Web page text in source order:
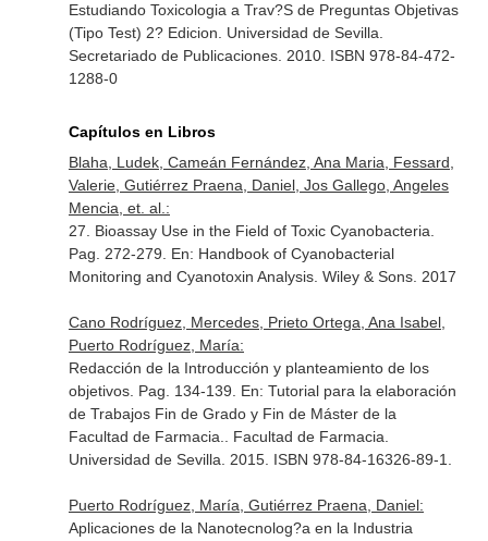
Estudiando Toxicologia a Trav?S de Preguntas Objetivas
(Tipo Test) 2? Edicion. Universidad de Sevilla.
Secretariado de Publicaciones. 2010. ISBN 978-84-472-
1288-0
Capítulos en Libros
Blaha, Ludek, Cameán Fernández, Ana Maria, Fessard,
Valerie, Gutiérrez Praena, Daniel, Jos Gallego, Angeles
Mencia, et. al.:
27. Bioassay Use in the Field of Toxic Cyanobacteria.
Pag. 272-279. En: Handbook of Cyanobacterial
Monitoring and Cyanotoxin Analysis. Wiley & Sons. 2017
Cano Rodríguez, Mercedes, Prieto Ortega, Ana Isabel,
Puerto Rodríguez, María:
Redacción de la Introducción y planteamiento de los
objetivos. Pag. 134-139. En: Tutorial para la elaboración
de Trabajos Fin de Grado y Fin de Máster de la
Facultad de Farmacia.
. Facultad de Farmacia.
Universidad de Sevilla. 2015. ISBN 978-84-16326-89-1.
Puerto Rodríguez, María, Gutiérrez Praena, Daniel:
Aplicaciones de la Nanotecnolog?a en la Industria